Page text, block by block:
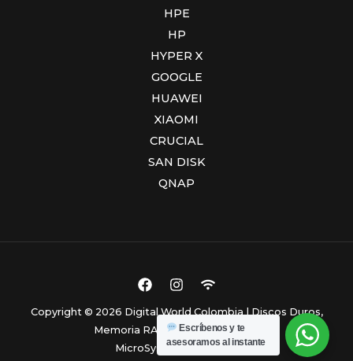
HPE
HP
HYPER X
GOOGLE
HUAWEI
XIAOMI
CRUCIAL
SAN DISK
QNAP
Copyright © 2026 Digital World Colombia | Discos Duros,
Memoria RAM y Computadores.
MicroSystem Colombia.
Escríbenos y te
asesoramos al instante